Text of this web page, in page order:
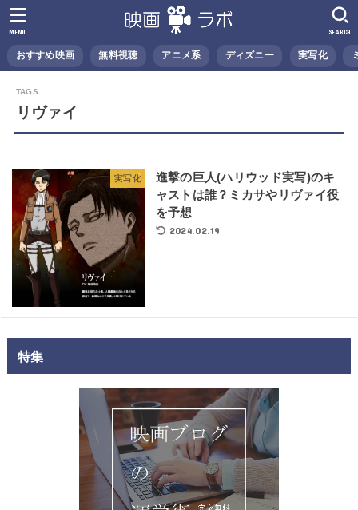
おすすめ映画 無料視聴 アニメ系 ディズニー 実写化
SEARCH
MENU
リヴァイ
実写化
進撃の巨人(ハリウッド実写)のキ
ャストは誰？ミカサやリヴァイ役
を予想
2024.02.19
特集